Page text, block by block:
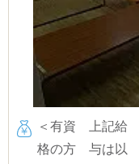
＜有資
格の方
上記給
与は以